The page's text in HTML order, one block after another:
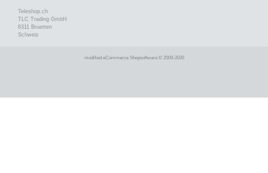
Teleshop.ch
TLC Trading GmbH
8311 Bruetten
Schweiz
modified eCommerce Shopsoftware © 2009-2026